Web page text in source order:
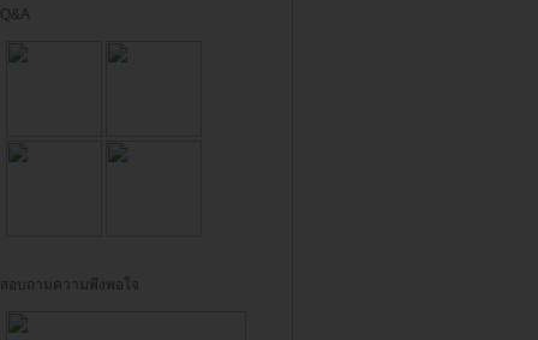
Q&A
สอบถามความพึงพอใจ